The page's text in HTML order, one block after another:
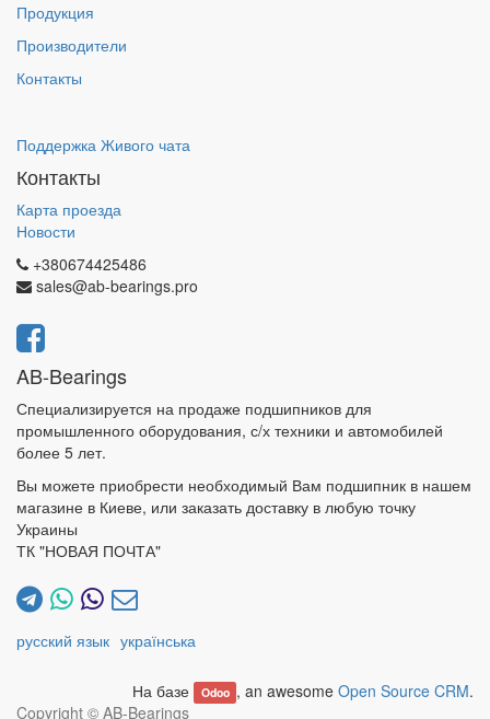
Продукция
Производители
Контакты
Поддержка Живого чата
Контакты
Карта проезда
Новости
+380674425486
sales@ab-bearings.pro
AB-Bearings
Специализируется на продаже подшипников для
промышленного оборудования, с/х техники и автомобилей
более 5 лет.
Вы можете приобрести необходимый Вам подшипник в нашем
магазине в Киеве, или заказать доставку в любую точку
Украины
ТК "НОВАЯ ПОЧТА"
русский язык українська
На базе Odoo , an awesome Open Source CRM.
Copyright © AB-Bearings